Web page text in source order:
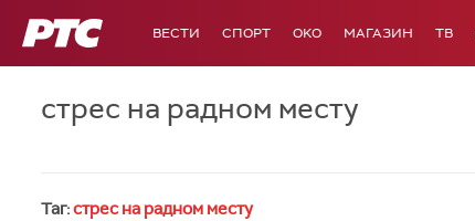
РТС ВЕСТИ СПОРТ OKO МАГАЗИН ТВ
стрес на радном месту
Таг:стрес на радном месту